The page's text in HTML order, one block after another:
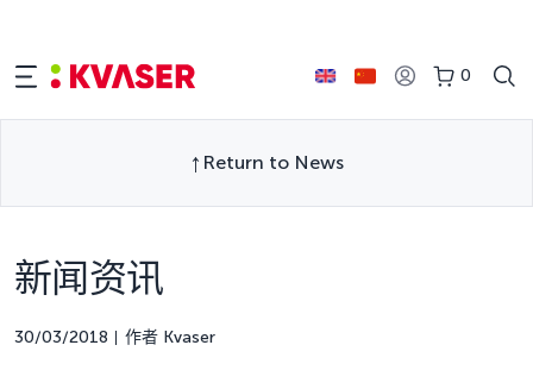
0
Return to News
新闻资讯
30/03/2018 作者 Kvaser